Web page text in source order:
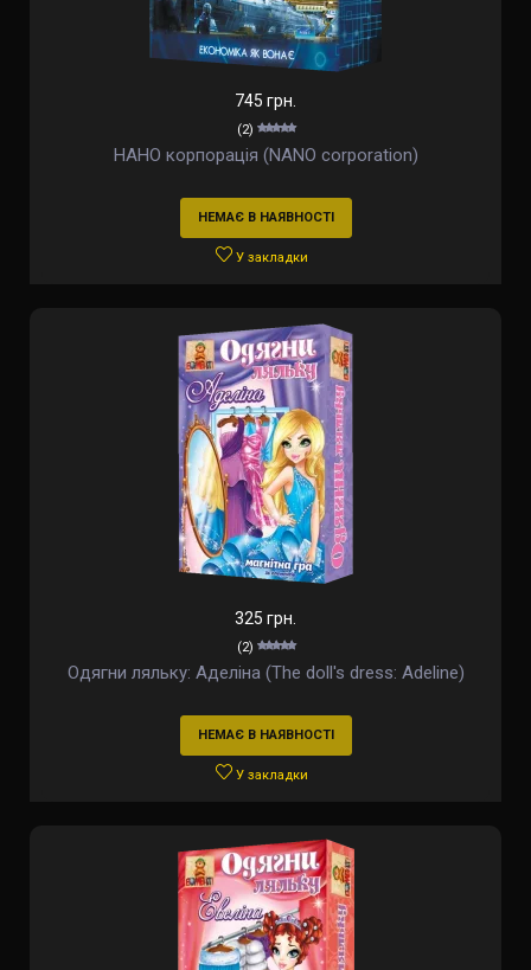
745 грн.
(2)
НАНО корпорація (NANO corporation)
НЕМАЄ В НАЯВНОСТІ
У закладки
325 грн.
(2)
Одягни ляльку: Аделіна (The doll's dress: Adeline)
НЕМАЄ В НАЯВНОСТІ
У закладки